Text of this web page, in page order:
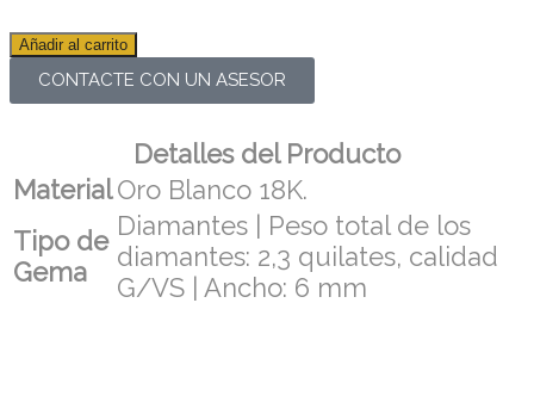
Añadir al carrito
CONTACTE CON UN ASESOR
Detalles del Producto
MaterialOro Blanco 18K.
Tipo de
Gema
Diamantes | Peso total de los
diamantes: 2,3 quilates, calidad
G/VS | Ancho: 6 mm